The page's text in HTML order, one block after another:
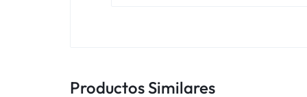
Productos Similares